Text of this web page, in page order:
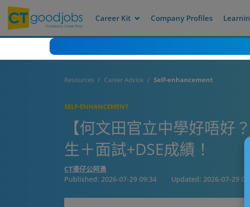
Career Kit Company Profiles
Resources Career Advice Self-enhancement
SELF-ENHANCEMENT
【何文田官立中學好唔
生＋面試+DSE成績！
CT湊仔公阿勇
Published: 2026-07-29 09:34 Updated: 2026-07-29